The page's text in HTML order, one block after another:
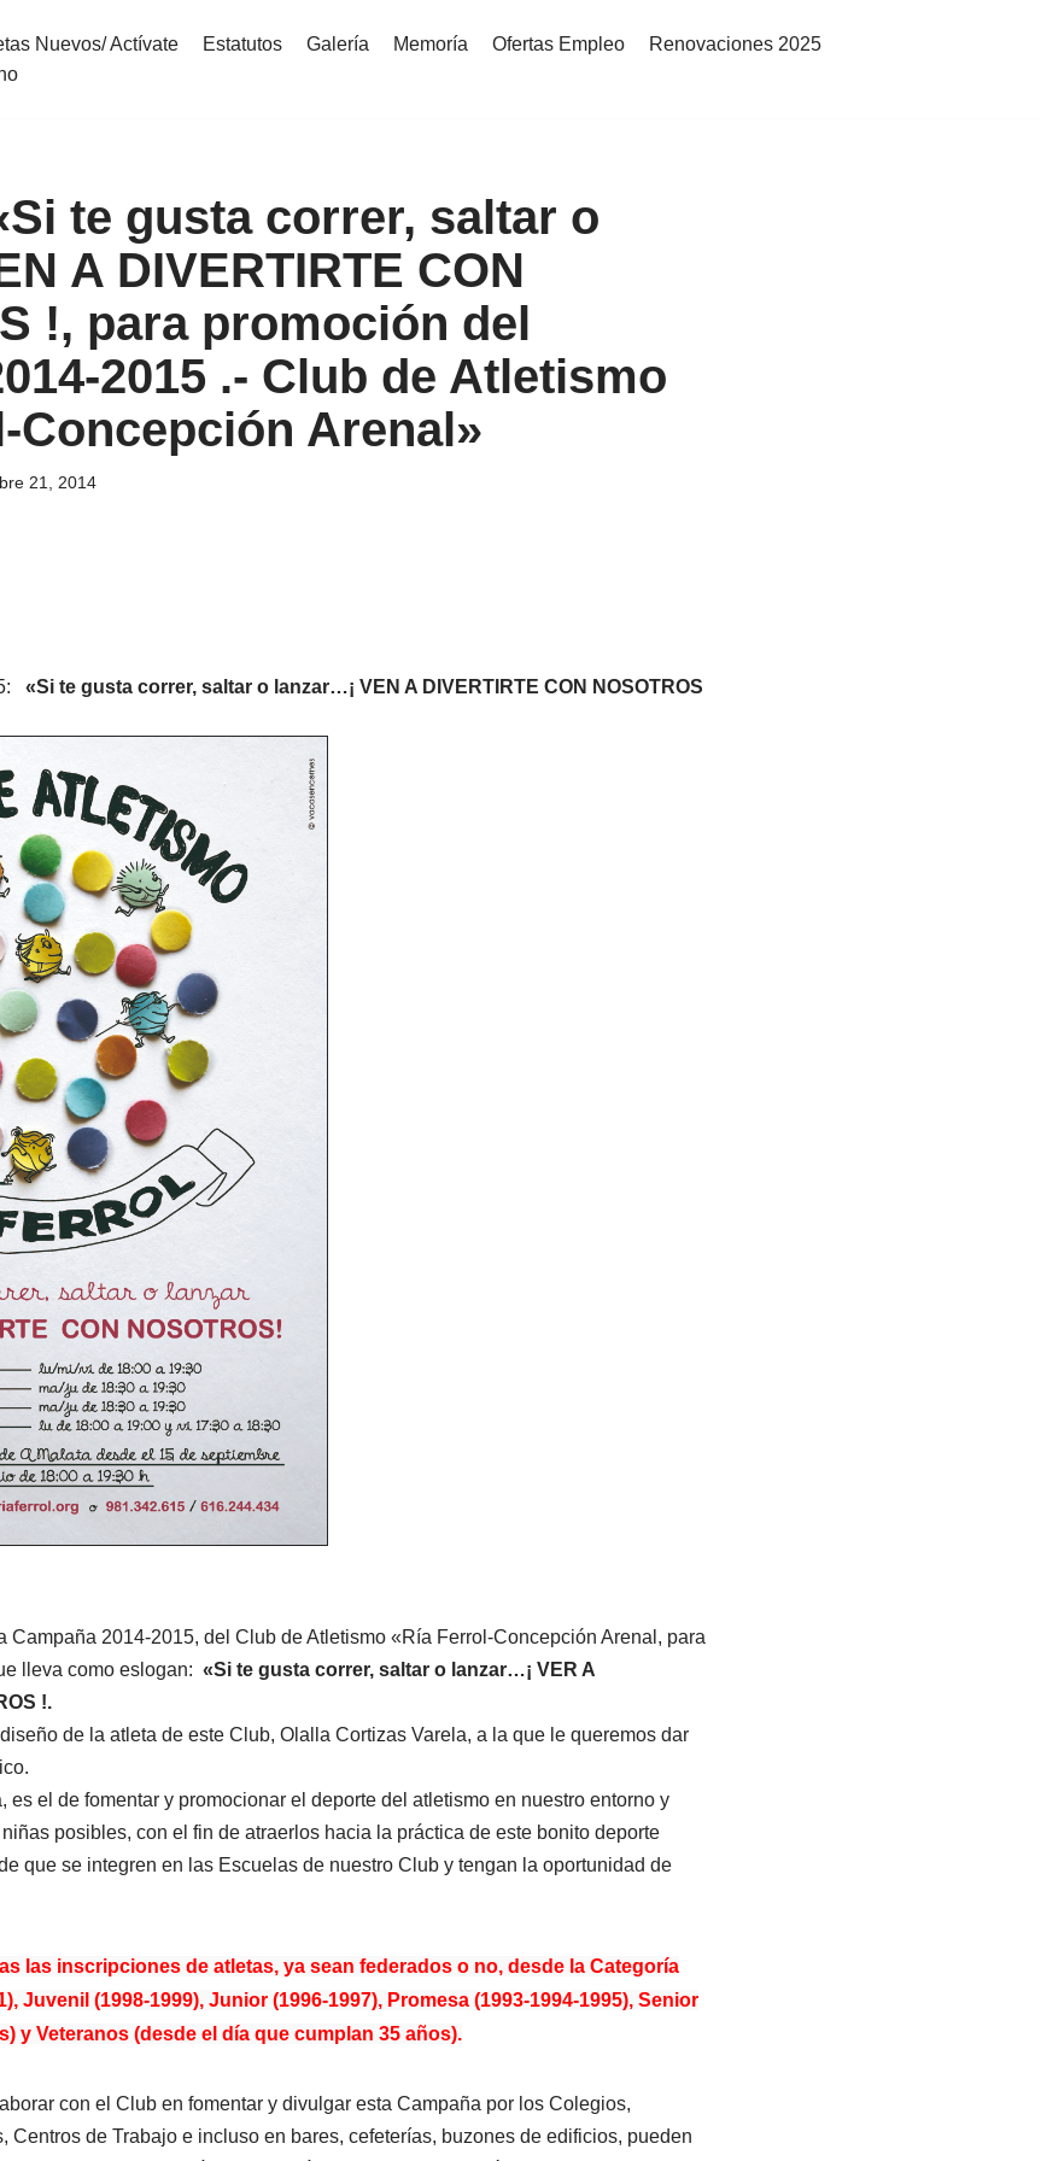
Nuevos/ Actívate Estatutos Galería Memoría Ofertas Empleo
Renovaciones 2025
te gusta correr, saltar o
A DIVERTIRTE CON
!, para promoción del
2015 .- Club de Atletismo
Concepción Arenal»
21, 2014
«Si te gusta correr, saltar o lanzar…¡ VEN A DIVERTIRTE CON NOSOTROS
Campaña 2014-2015, del Club de Atletismo «Ría Ferrol-Concepción Arenal, para
lleva como eslogan: «Si te gusta correr, saltar o lanzar…¡ VER A
!.
de la atleta de este Club, Olalla Cortizas Varela, a la que le queremos dar
es el de fomentar y promocionar el deporte del atletismo en nuestro entorno y
posibles, con el fin de atraerlos hacia la práctica de este bonito deporte
que se integren en las Escuelas de nuestro Club y tengan la oportunidad de
las inscripciones de atletas, ya sean federados o no, desde la Categoría
Juvenil (1998-1999), Junior (1996-1997), Promesa (1993-1994-1995), Senior
y Veteranos (desde el día que cumplan 35 años).
con el Club en fomentar y divulgar esta Campaña por los Colegios,
Centros de Trabajo e incluso en bares, cefeterías, buzones de edificios, pueden